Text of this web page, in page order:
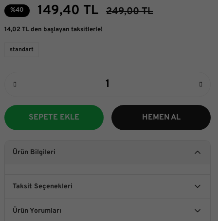
%40 149,40 TL 249,00 TL
14,02 TL den başlayan taksitlerle!
standart
SEPETE EKLE HEMEN AL
Ürün Bilgileri
Taksit Seçenekleri
Ürün Yorumları